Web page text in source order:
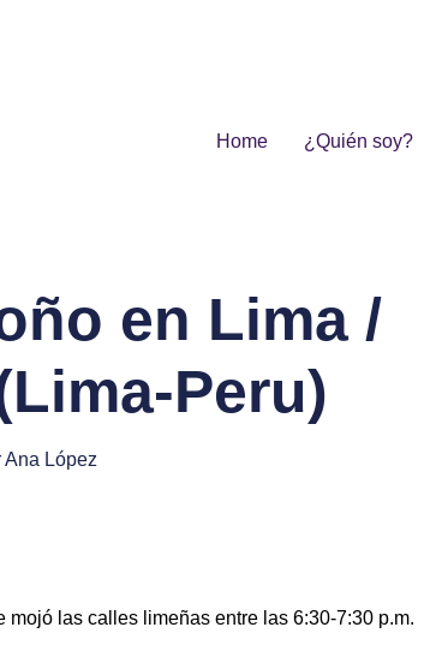
Home ¿Quién soy?
en Lima /
Peru)
Ana López
las calles limeñas entre las 6:30-7:30 p.m.